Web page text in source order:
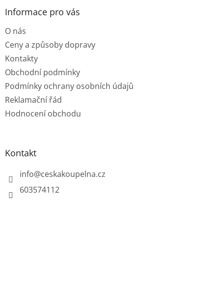
Informace pro vás
O nás
Ceny a způsoby dopravy
Kontakty
Obchodní podmínky
Podmínky ochrany osobních údajů
Reklamační řád
Hodnocení obchodu
Kontakt
info@ceskakoupelna.cz
603574112